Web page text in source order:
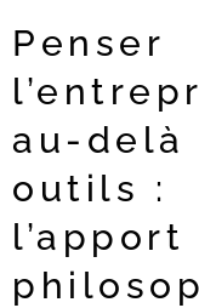
Penser
au-delà
outils :